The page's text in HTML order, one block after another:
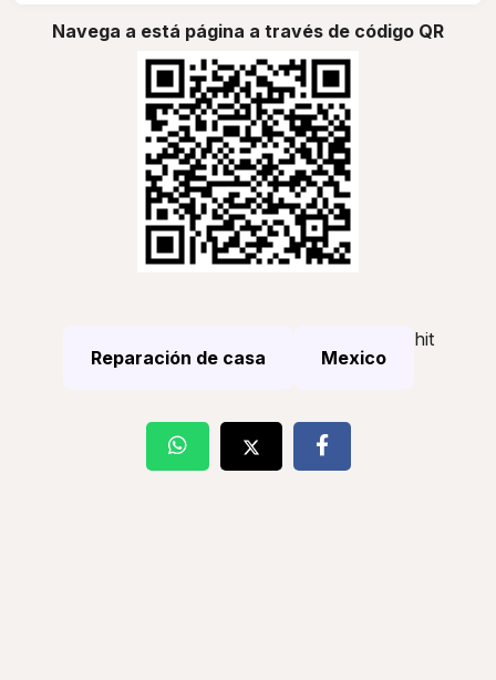
Navega a está página a través de código QR
Reparación de casa Mexico
hit